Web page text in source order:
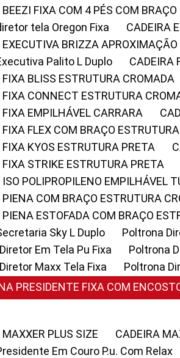
BEEZI FIXA COM 4 PÉS COM
tela Oregon Fixa
EXECUTIVA BRIZZA
Palito L Duplo
FIXA BLISS ESTRUTURA CROMADA
FIXA CONNECT ESTRUTURA
FIXA EMPILHÁVEL CARRARA
FIXA FLEX COM BRAÇO
FIXA KYOS ESTRUTURA PRETA
FIXA STRIKE ESTRUTURA PRETA
ISO POLIPROPILENO EMPILHÁVEL
PIENA COM BRAÇO ESTRUTURA
PIENA ESTOFADA COM BRAÇO
Sky L Duplo
Poltrona
Diretor Em Tela Pu Fixa
Poltrona
Diretor Maxx Tela Fixa
Poltrona
PRESIDENTE FIXA COM
MAXXER PLUS SIZE
CADEIRA
Em Couro P.u. Com Relax